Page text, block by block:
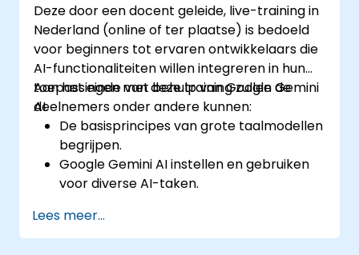
een naadloze en prettige klantervaring te
bewerkstelligen.
Deze door een docent geleide, live-training in
Nederland (online of ter plaatse) is bedoeld
voor beginners tot ervaren ontwikkelaars die
AI-functionaliteiten willen integreren in hun
toepassingen met behulp van Google Gemini
AI.
Aan het einde van deze training zullen de
deelnemers onder andere kunnen:
De basisprincipes van grote taalmodellen
begrijpen.
Google Gemini AI instellen en gebruiken
voor diverse AI-taken.
tekst-transformaties implementeren.
Eenvoudige op AI gebaseerde applicaties
Lees meer...